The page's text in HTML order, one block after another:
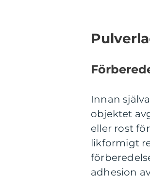
Innan
objektet
eller rost
likformigt
adhesion